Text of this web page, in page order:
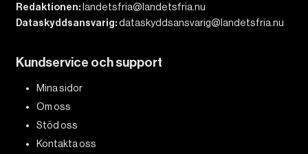
Redaktionen:landetsfria@landetsfria.nu
Dataskyddsansvarig:dataskyddsansvarig@landetsfria.nu
Kundservice och support
Mina sidor
Om oss
Stöd oss
Kontakta oss